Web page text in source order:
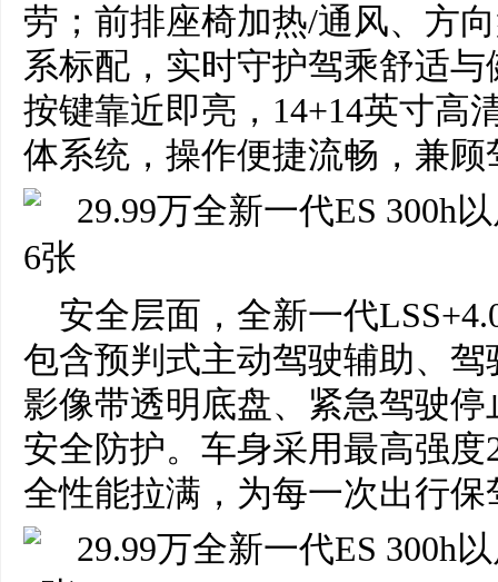
劳；前排座椅加热/通风、方
系标配，实时守护驾乘舒适
按键靠近即亮，14+14英寸高
体系统，操作便捷流畅，兼
安全层面，全新一代
包含预判式主动驾驶辅助、
影像带透明底盘、紧急驾驶
安全防护。车身采用最高强度
全性能拉满，为每一次出行保